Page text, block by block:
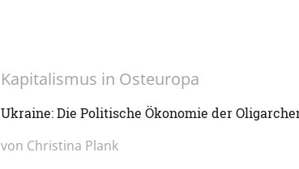
Kapitalismus in Osteuropa
Ukraine: Die Politische Ökonomie der
von Christina Plank